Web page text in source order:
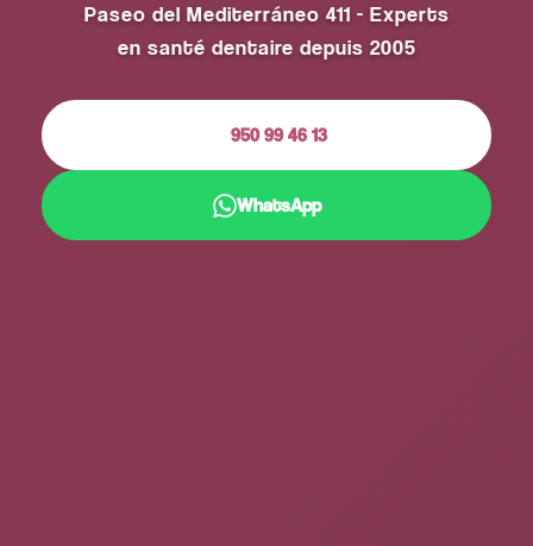
Paseo del Mediterráneo 411 - Experts
en santé dentaire depuis 2005
950 99 46 13
WhatsApp